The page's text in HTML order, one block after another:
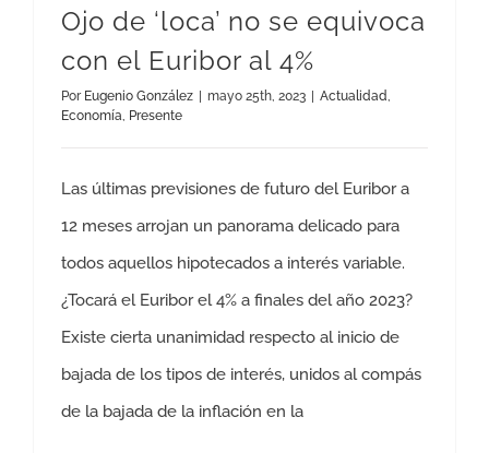
Ojo de ‘loca’ no se equivoca
con el Euribor al 4%
Por Eugenio González mayo 25th, 2023 Actualidad,
Economía, Presente
Las últimas previsiones de futuro del Euribor a
12 meses arrojan un panorama delicado para
todos aquellos hipotecados a interés variable.
¿Tocará el Euribor el 4% a finales del año 2023?
Existe cierta unanimidad respecto al inicio de
bajada de los tipos de interés, unidos al compás
de la bajada de la inflación en la